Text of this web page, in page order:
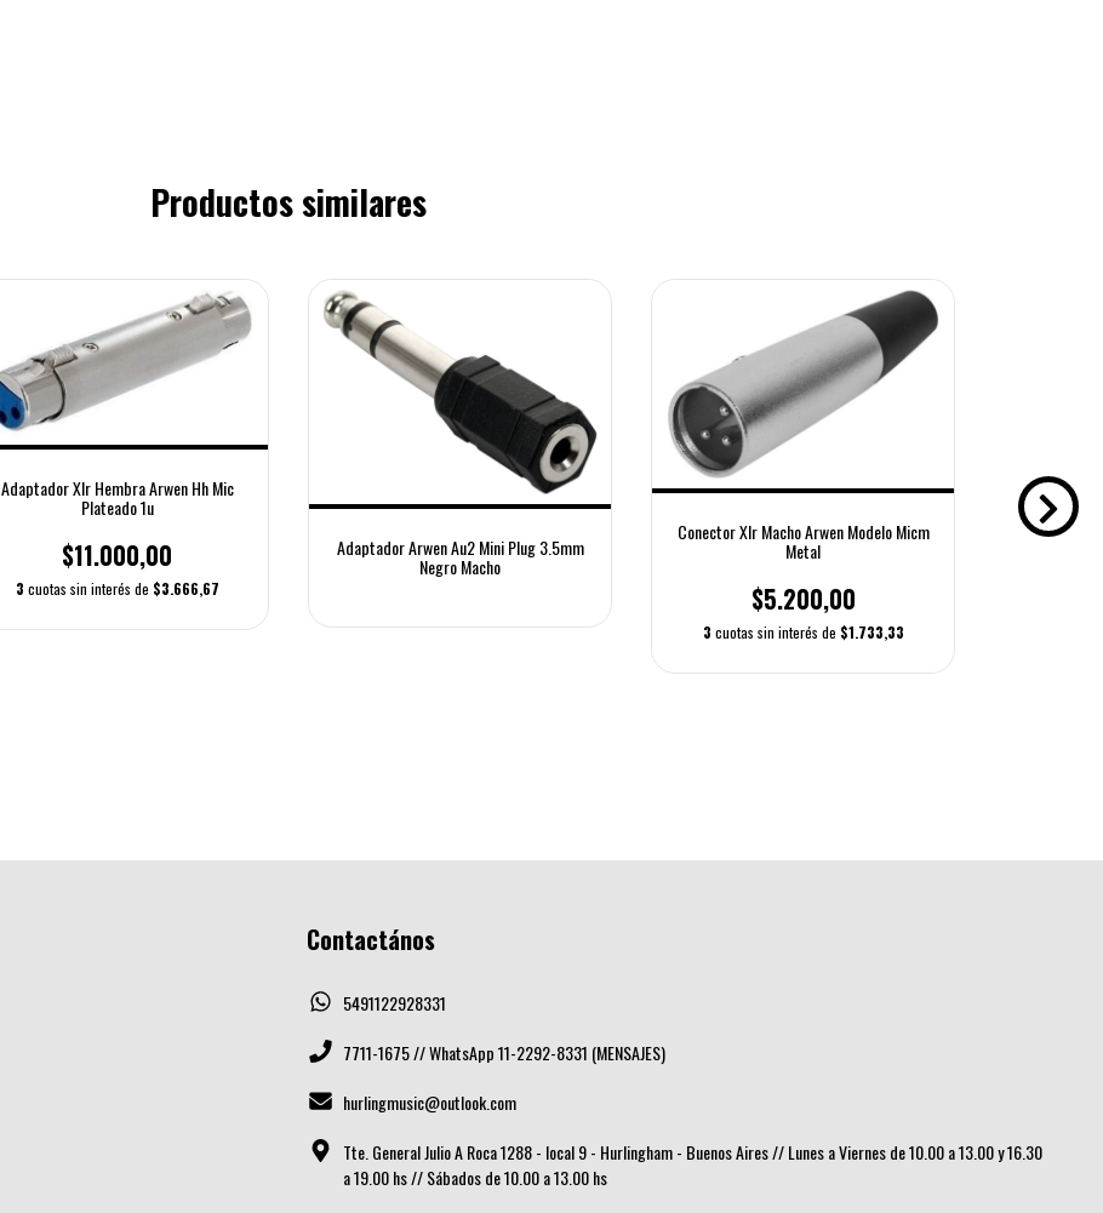
Productos similares
Adaptador Xlr Hembra Arwen Hh Mic
Plateado 1u
$11.000,00
3 cuotas sin interés de $3.666,67
Adaptador Arwen Au2 Mini Plug 3.5mm
Negro Macho
Conector Xlr Macho Arwen Modelo Micm
Metal
$5.200,00
3 cuotas sin interés de $1.733,33
Contactános
5491122928331
7711-1675 // WhatsApp 11-2292-8331 (MENSAJES)
hurlingmusic@outlook.com
Tte. General Julio A Roca 1288 - local 9 - Hurlingham - Buenos Aires // Lunes a Viernes de 10.00 a 13.00 y 16.30
a 19.00 hs // Sábados de 10.00 a 13.00 hs